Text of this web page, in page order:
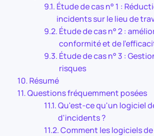
Étude de cas n° 1 :
incidents sur le lieu de
Étude de cas n° 2 :
conformité et de
Étude de cas n° 3 :
risques
Résumé
Questions fréquemment posées
Qu'est-ce qu'un logiciel
d'incidents ?
Comment les logiciels